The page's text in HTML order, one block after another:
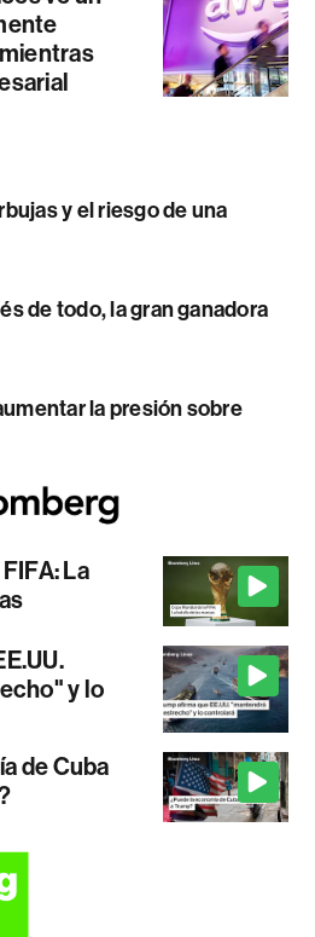
y el riesgo de una
de todo, la gran ganadora
la presión sobre
La
y lo
de Cuba